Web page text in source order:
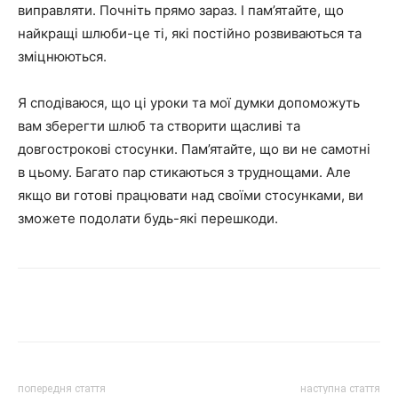
виправляти. Почніть прямо зараз. І пам’ятайте, що
найкращі шлюби-це ті, які постійно розвиваються та
зміцнюються.
Я сподіваюся, що ці уроки та мої думки допоможуть
вам зберегти шлюб та створити щасливі та
довгострокові стосунки. Пам’ятайте, що ви не самотні
в цьому. Багато пар стикаються з труднощами. Але
якщо ви готові працювати над своїми стосунками, ви
зможете подолати будь-які перешкоди.
попередня стаття наступна стаття